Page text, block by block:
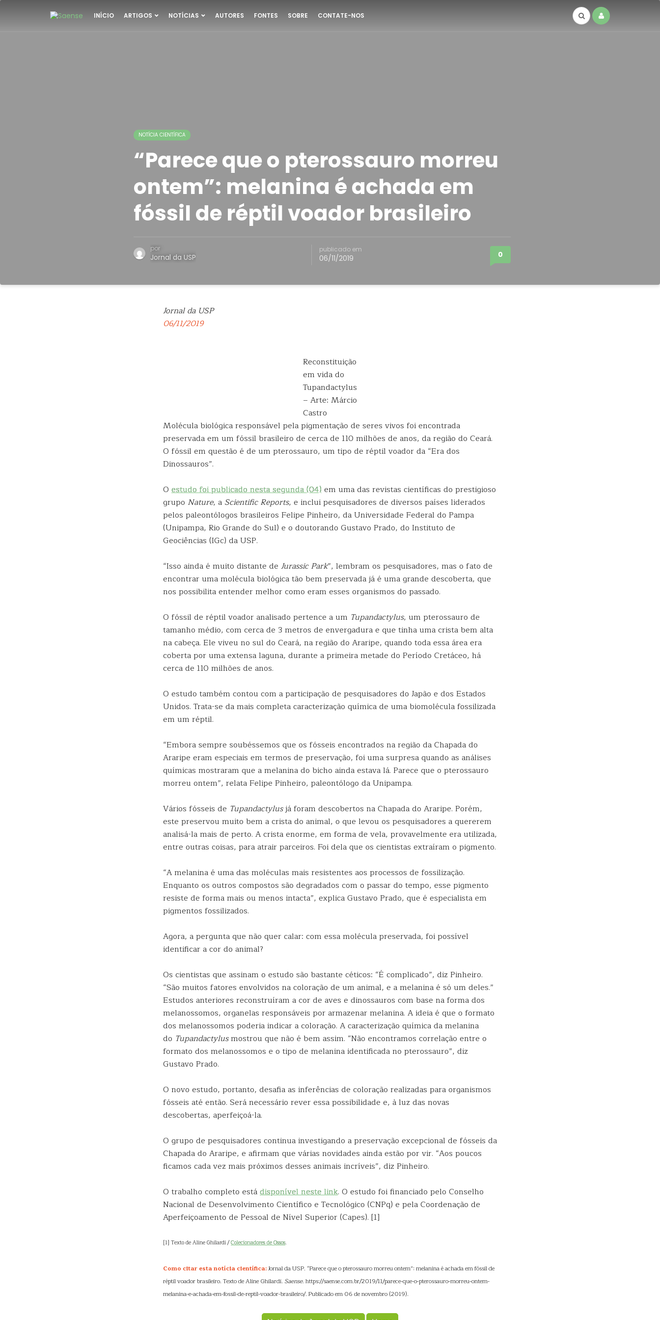
INÍCIO ARTIGOS NOTÍCIAS AUTORES FONTES SOBRE CONTATE-NOS
NOTÍCIA CIENTÍFICA
“Parece que o pterossauro morreu
ontem”: melanina é achada em
fóssil de réptil voador brasileiro
por
Jornal da USP
publicado em
06/11/2019 0
Jornal da USP
06/11/2019
Reconstituição
em vida do
Tupandactylus
– Arte: Márcio
Castro
Molécula biológica responsável pela pigmentação de seres vivos foi encontrada
preservada em um fóssil brasileiro de cerca de 110 milhões de anos, da região do Ceará.
O fóssil em questão é de um pterossauro, um tipo de réptil voador da “Era dos
Dinossauros”.
O estudo foi publicado nesta segunda (04)em uma das revistas científicas do prestigioso
grupo Nature, a Scientific Reports, e inclui pesquisadores de diversos países liderados
pelos paleontólogos brasileiros Felipe Pinheiro, da Universidade Federal do Pampa
(Unipampa, Rio Grande do Sul) e o doutorando Gustavo Prado, do Instituto de
Geociências (IGc) da USP.
“Isso ainda é muito distante de Jurassic Park”, lembram os pesquisadores, mas o fato de
encontrar uma molécula biológica tão bem preservada já é uma grande descoberta, que
nos possibilita entender melhor como eram esses organismos do passado.
O fóssil de réptil voador analisado pertence a um Tupandactylus, um pterossauro de
tamanho médio, com cerca de 3 metros de envergadura e que tinha uma crista bem alta
na cabeça. Ele viveu no sul do Ceará, na região do Araripe, quando toda essa área era
coberta por uma extensa laguna, durante a primeira metade do Período Cretáceo, há
cerca de 110 milhões de anos.
O estudo também contou com a participação de pesquisadores do Japão e dos Estados
Unidos. Trata-se da mais completa caracterização química de uma biomolécula fossilizada
em um réptil.
“Embora sempre soubéssemos que os fósseis encontrados na região da Chapada do
Araripe eram especiais em termos de preservação, foi uma surpresa quando as análises
químicas mostraram que a melanina do bicho ainda estava lá. Parece que o pterossauro
morreu ontem”, relata Felipe Pinheiro, paleontólogo da Unipampa.
Vários fósseis de Tupandactylusjá foram descobertos na Chapada do Araripe. Porém,
este preservou muito bem a crista do animal, o que levou os pesquisadores a quererem
analisá-la mais de perto. A crista enorme, em forma de vela, provavelmente era utilizada,
entre outras coisas, para atrair parceiros. Foi dela que os cientistas extraíram o pigmento.
“A melanina é uma das moléculas mais resistentes aos processos de fossilização.
Enquanto os outros compostos são degradados com o passar do tempo, esse pigmento
resiste de forma mais ou menos intacta”, explica Gustavo Prado, que é especialista em
pigmentos fossilizados.
Agora, a pergunta que não quer calar: com essa molécula preservada, foi possível
identificar a cor do animal?
Os cientistas que assinam o estudo são bastante céticos: “É complicado”, diz Pinheiro.
“São muitos fatores envolvidos na coloração de um animal, e a melanina é só um deles.”
Estudos anteriores reconstruíram a cor de aves e dinossauros com base na forma dos
melanossomos, organelas responsáveis por armazenar melanina. A ideia é que o formato
dos melanossomos poderia indicar a coloração. A caracterização química da melanina
do Tupandactylusmostrou que não é bem assim. “Não encontramos correlação entre o
formato dos melanossomos e o tipo de melanina identificada no pterossauro”, diz
Gustavo Prado.
O novo estudo, portanto, desafia as inferências de coloração realizadas para organismos
fósseis até então. Será necessário rever essa possibilidade e, à luz das novas
descobertas, aperfeiçoá-la.
O grupo de pesquisadores continua investigando a preservação excepcional de fósseis da
Chapada do Araripe, e afirmam que várias novidades ainda estão por vir. “Aos poucos
ficamos cada vez mais próximos desses animais incríveis”, diz Pinheiro.
O trabalho completo estádisponível neste link. O estudo foi financiado pelo Conselho
Nacional de Desenvolvimento Científico e Tecnológico (CNPq) e pela Coordenação de
Aperfeiçoamento de Pessoal de Nível Superior (Capes). [1]
[1] Texto de Aline Ghilardi /Colecionadores de Ossos.
Como citar esta notícia científica:Jornal da USP. “Parece que o pterossauro morreu ontem”: melanina é achada em fóssil de
réptil voador brasileiro. Texto de Aline Ghilardi. Saense. https://saense.com.br/2019/11/parece-que-o-pterossauro-morreu-ontem-
melanina-e-achada-em-fossil-de-reptil-voador-brasileiro/. Publicado em 06 de novembro (2019).